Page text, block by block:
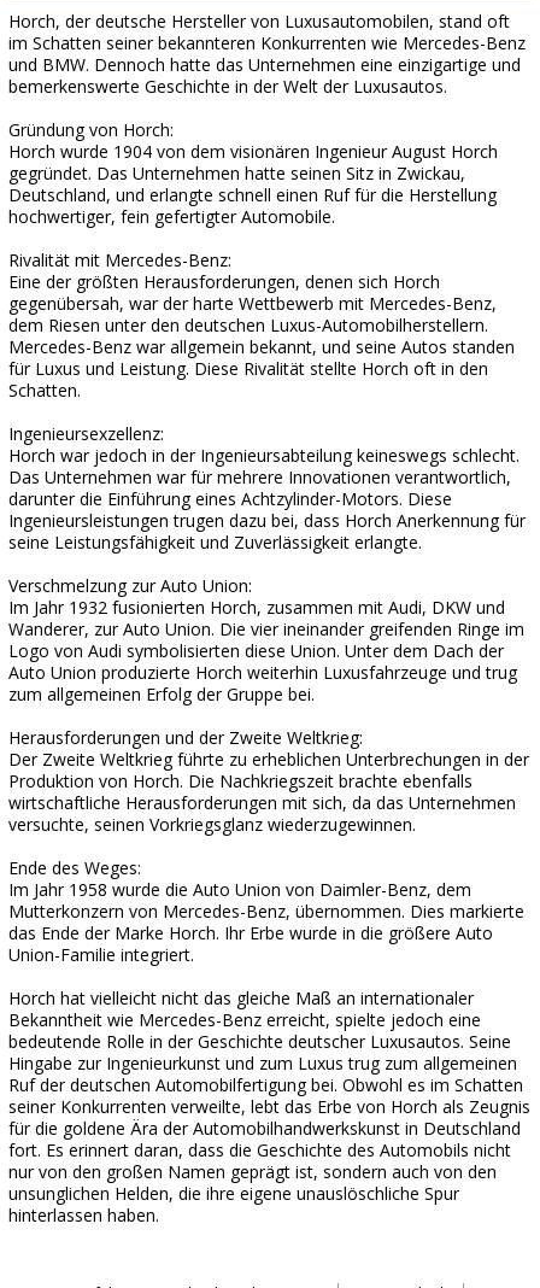
Horch, der deutsche Hersteller von Luxusautomobilen, stand oft
im Schatten seiner bekannteren Konkurrenten wie Mercedes-Benz
und BMW. Dennoch hatte das Unternehmen eine einzigartige und
bemerkenswerte Geschichte in der Welt der Luxusautos.
Gründung von Horch:
Horch wurde 1904 von dem visionären Ingenieur August Horch
gegründet. Das Unternehmen hatte seinen Sitz in Zwickau,
Deutschland, und erlangte schnell einen Ruf für die Herstellung
hochwertiger, fein gefertigter Automobile.
Rivalität mit Mercedes-Benz:
Eine der größten Herausforderungen, denen sich Horch
gegenübersah, war der harte Wettbewerb mit Mercedes-Benz,
dem Riesen unter den deutschen Luxus-Automobilherstellern.
Mercedes-Benz war allgemein bekannt, und seine Autos standen
für Luxus und Leistung. Diese Rivalität stellte Horch oft in den
Schatten.
Ingenieursexzellenz:
Horch war jedoch in der Ingenieursabteilung keineswegs schlecht.
Das Unternehmen war für mehrere Innovationen verantwortlich,
darunter die Einführung eines Achtzylinder-Motors. Diese
Ingenieursleistungen trugen dazu bei, dass Horch Anerkennung für
seine Leistungsfähigkeit und Zuverlässigkeit erlangte.
Verschmelzung zur Auto Union:
Im Jahr 1932 fusionierten Horch, zusammen mit Audi, DKW und
Wanderer, zur Auto Union. Die vier ineinander greifenden Ringe im
Logo von Audi symbolisierten diese Union. Unter dem Dach der
Auto Union produzierte Horch weiterhin Luxusfahrzeuge und trug
zum allgemeinen Erfolg der Gruppe bei.
Herausforderungen und der Zweite Weltkrieg:
Der Zweite Weltkrieg führte zu erheblichen Unterbrechungen in der
Produktion von Horch. Die Nachkriegszeit brachte ebenfalls
wirtschaftliche Herausforderungen mit sich, da das Unternehmen
versuchte, seinen Vorkriegsglanz wiederzugewinnen.
Ende des Weges:
Im Jahr 1958 wurde die Auto Union von Daimler-Benz, dem
Mutterkonzern von Mercedes-Benz, übernommen. Dies markierte
das Ende der Marke Horch. Ihr Erbe wurde in die größere Auto
Union-Familie integriert.
Horch hat vielleicht nicht das gleiche Maß an internationaler
Bekanntheit wie Mercedes-Benz erreicht, spielte jedoch eine
bedeutende Rolle in der Geschichte deutscher Luxusautos. Seine
Hingabe zur Ingenieurkunst und zum Luxus trug zum allgemeinen
Ruf der deutschen Automobilfertigung bei. Obwohl es im Schatten
seiner Konkurrenten verweilte, lebt das Erbe von Horch als Zeugnis
für die goldene Ära der Automobilhandwerkskunst in Deutschland
fort. Es erinnert daran, dass die Geschichte des Automobils nicht
nur von den großen Namen geprägt ist, sondern auch von den
unsunglichen Helden, die ihre eigene unauslöschliche Spur
hinterlassen haben.